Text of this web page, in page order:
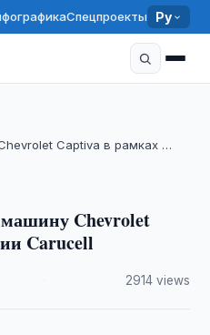
Спецпроекты Ру
Captiva в рамках …
Chevrolet
Carucell
2914 views